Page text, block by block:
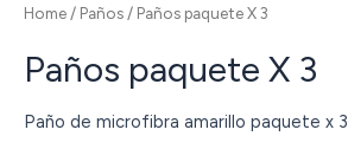
Home / Paños / Paños paquete X 3
Paños paquete X 3
Paño de microfibra amarillo paquete x 3